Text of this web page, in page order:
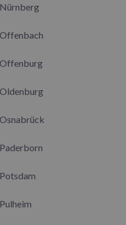
Nürnberg
Offenbach
Offenburg
Oldenburg
Osnabrück
Paderborn
Potsdam
Pulheim